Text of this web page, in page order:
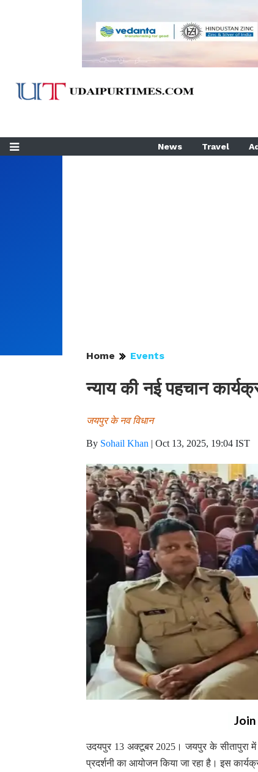
News Travel
Home Events
न्याय की नई पहचान
जयपुर के नव विधान
By Sohail Khan | Oct 13, 2025, 19:04 IST
उदयपुर 13 अक्टूबर 2025। जयपुर के सीतापुरा में
प्रदर्शनी का आयोजन किया जा रहा है। इस